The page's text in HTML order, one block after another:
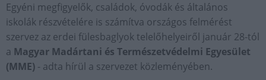
Egyéni megfigyelők, családok, óvodák és általános
iskolák részvételére is számítva országos felmérést
szervez az erdei fülesbaglyok telelőhelyeiről január 28-tól
a Magyar Madártani és Természetvédelmi Egyesület
(MME) - adta hírül a szervezet közleményében.